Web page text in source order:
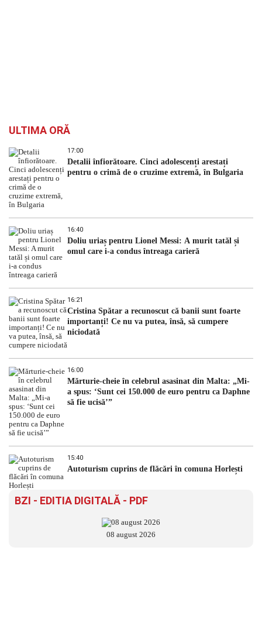
ULTIMA ORĂ
17:00
Detalii înfiorătoare. Cinci adolescenți arestați
pentru o crimă de o cruzime extremă, în Bulgaria
16:40
Doliu uriaș pentru Lionel Messi: A murit tatăl și
omul care i-a condus întreaga carieră
16:21
Cristina Spătar a recunoscut că banii sunt foarte
importanți! Ce nu va putea, însă, să cumpere
niciodată
16:00
Mărturie-cheie în celebrul asasinat din Malta: „Mi-
a spus: ‘Sunt cei 150.000 de euro pentru ca Daphne
să fie ucisă’”
15:40
Autoturism cuprins de flăcări în comuna Horlești
BZI - EDITIA DIGITALĂ - PDF
08 august 2026